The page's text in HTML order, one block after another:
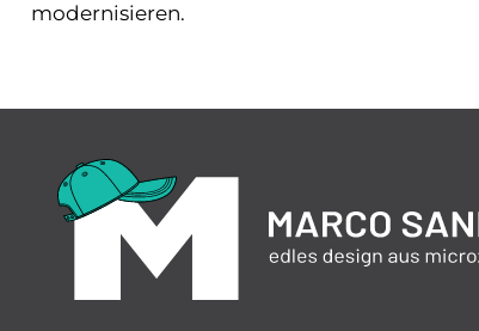
modernisieren.